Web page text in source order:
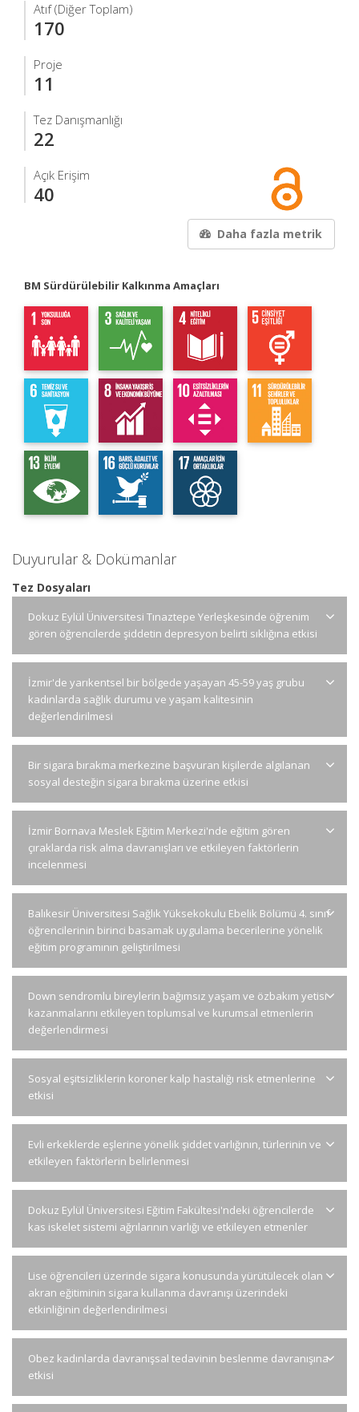
Atıf (Diğer Toplam)
170
Proje
11
Tez Danışmanlığı
22
Açık Erişim
40
Daha fazla metrik
BM Sürdürülebilir Kalkınma Amaçları
Duyurular & Dokümanlar
Tez Dosyaları
Dokuz Eylül Üniversitesi Tınaztepe Yerleşkesinde öğrenim
gören öğrencilerde şiddetin depresyon belirti sıklığına etkisi
İzmir'de yarıkentsel bir bölgede yaşayan 45-59 yaş grubu
kadınlarda sağlık durumu ve yaşam kalitesinin
değerlendirilmesi
Bir sigara bırakma merkezine başvuran kişilerde algılanan
sosyal desteğin sigara bırakma üzerine etkisi
İzmir Bornava Meslek Eğitim Merkezi'nde eğitim gören
çıraklarda risk alma davranışları ve etkileyen faktörlerin
incelenmesi
Balıkesir Üniversitesi Sağlık Yüksekokulu Ebelik Bölümü 4. sınıf
öğrencilerinin birinci basamak uygulama becerilerine yönelik
eğitim programının geliştirilmesi
Down sendromlu bireylerin bağımsız yaşam ve özbakım yetisi
kazanmalarını etkileyen toplumsal ve kurumsal etmenlerin
değerlendirmesi
Sosyal eşitsizliklerin koroner kalp hastalığı risk etmenlerine
etkisi
Evli erkeklerde eşlerine yönelik şiddet varlığının, türlerinin ve
etkileyen faktörlerin belirlenmesi
Dokuz Eylül Üniversitesi Eğitim Fakültesi'ndeki öğrencilerde
kas iskelet sistemi ağrılarının varlığı ve etkileyen etmenler
Lise öğrencileri üzerinde sigara konusunda yürütülecek olan
akran eğitiminin sigara kullanma davranışı üzerindeki
etkinliğinin değerlendirilmesi
Obez kadınlarda davranışsal tedavinin beslenme davranışına
etkisi